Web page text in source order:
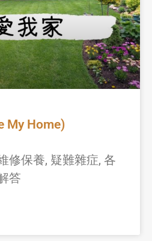
My Home)
修保養, 疑難雜症, 各
答